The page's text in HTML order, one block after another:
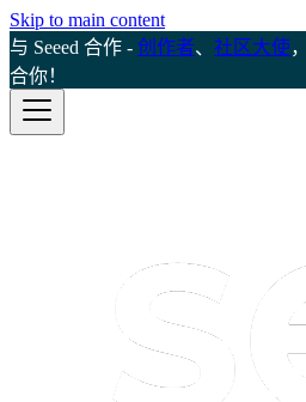
Skip to main content
与 Seeed 合作 - 创作者、 社区大使，
合你！